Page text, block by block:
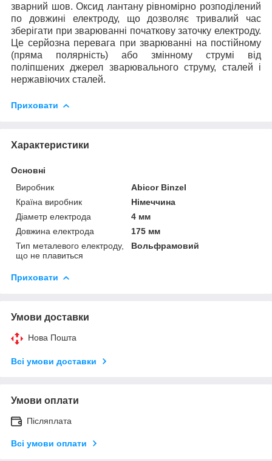
зварний шов. Оксид лантану рівномірно розподілений
по довжині електроду, що дозволяє тривалий час
зберігати при зварюванні початкову заточку електроду.
Це серйозна перевага при зварюванні на постійному
(пряма полярність) або змінному струмі від
поліпшених джерел зварювального струму, сталей і
нержавіючих сталей.
Приховати
Характеристики
Основні
Виробник
Abicor Binzel
Країна виробник
Німеччина
Діаметр електрода
4 мм
Довжина електрода
175 мм
Тип металевого електроду,
що не плавиться
Вольфрамовий
Приховати
Умови доставки
Нова Пошта
Всі умови доставки
Умови оплати
Післяплата
Всі умови оплати